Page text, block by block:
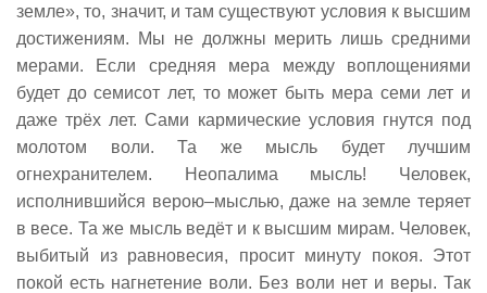
земле», то, значит, и там существуют условия к высшим
достижениям. Мы не должны мерить лишь средними
мерами. Если средняя мера между воплощениями
будет до семисот лет, то может быть мера семи лет и
даже трёх лет. Сами кармические условия гнутся под
молотом воли. Та же мысль будет лучшим
огнехранителем. Неопалима мысль! Человек,
исполнившийся верою–мыслью, даже на земле теряет
в весе. Та же мысль ведёт и к высшим мирам. Человек,
выбитый из равновесия, просит минуту покоя. Этот
покой есть нагнетение воли. Без воли нет и веры. Так